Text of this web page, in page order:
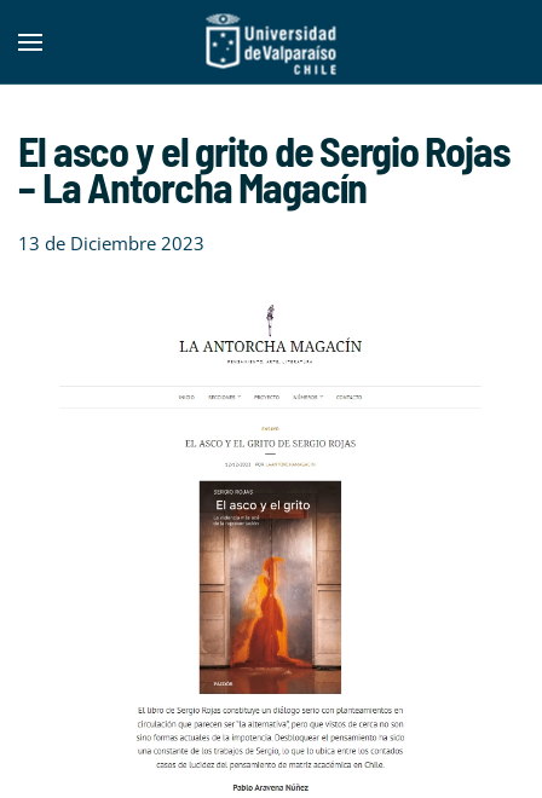
Skip to main content
El asco y el grito de Sergio Rojas
– La Antorcha Magacín
13 de Diciembre 2023